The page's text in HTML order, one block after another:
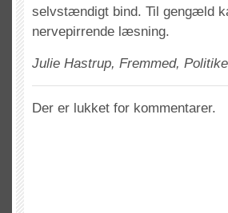
selvstændigt bind. Til gengæld
nervepirrende læsning.
Julie Hastrup, Fremmed,
Der er lukket for kommentarer.